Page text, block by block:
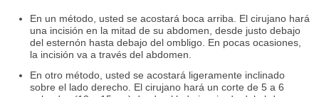
En un método, usted se acostará boca arriba. El cirujano hará
una incisión en la mitad de su abdomen, desde justo debajo
del esternón hasta debajo del ombligo. En pocas ocasiones,
la incisión va a través del abdomen.
En otro método, usted se acostará ligeramente inclinado
sobre el lado derecho. El cirujano hará un corte de 5 a 6